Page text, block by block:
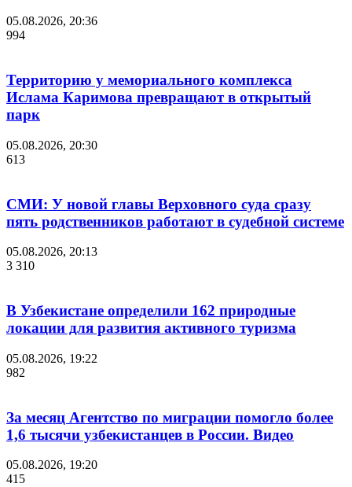
05.08.2026, 20:36
994
Территорию у мемориального комплекса
Ислама Каримова превращают в открытый
парк
05.08.2026, 20:30
613
СМИ: У новой главы Верховного суда сразу
пять родственников работают в судебной системе
05.08.2026, 20:13
3 310
В Узбекистане определили 162 природные
локации для развития активного туризма
05.08.2026, 19:22
982
За месяц Агентство по миграции помогло более
1,6 тысячи узбекистанцев в России. Видео
05.08.2026, 19:20
415